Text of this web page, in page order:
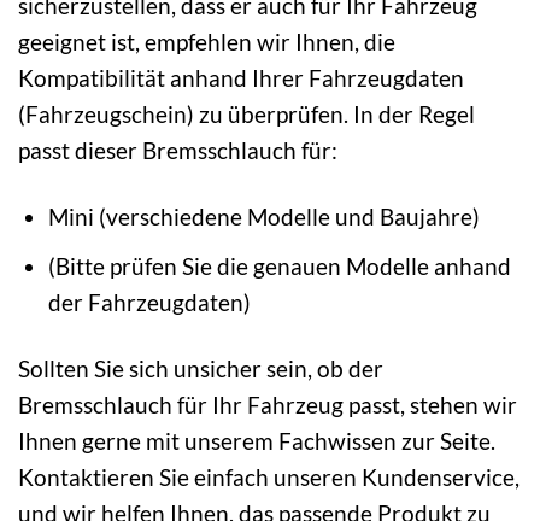
geeignet ist, empfehlen wir Ihnen, die
Kompatibilität anhand Ihrer Fahrzeugdaten
(Fahrzeugschein) zu überprüfen. In der Regel
passt dieser Bremsschlauch für:
Mini (verschiedene Modelle und Baujahre)
(Bitte prüfen Sie die genauen Modelle anhand
der Fahrzeugdaten)
Sollten Sie sich unsicher sein, ob der
Bremsschlauch für Ihr Fahrzeug passt, stehen wir
Ihnen gerne mit unserem Fachwissen zur Seite.
Kontaktieren Sie einfach unseren Kundenservice,
und wir helfen Ihnen, das passende Produkt zu